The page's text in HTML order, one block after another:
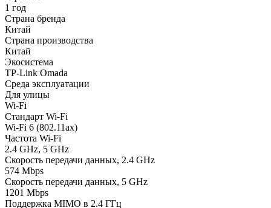
1 год
Страна бренда
Китай
Страна производства
Китай
Экосистема
TP-Link Omada
Среда эксплуатации
Для улицы
Wi-Fi
Стандарт Wi-Fi
Wi-Fi 6 (802.11ax)
Частота Wi-Fi
2.4 GHz, 5 GHz
Скорость передачи данных, 2.4 GHz
574 Mbps
Скорость передачи данных, 5 GHz
1201 Mbps
Поддержка MIMO в 2.4 ГГц